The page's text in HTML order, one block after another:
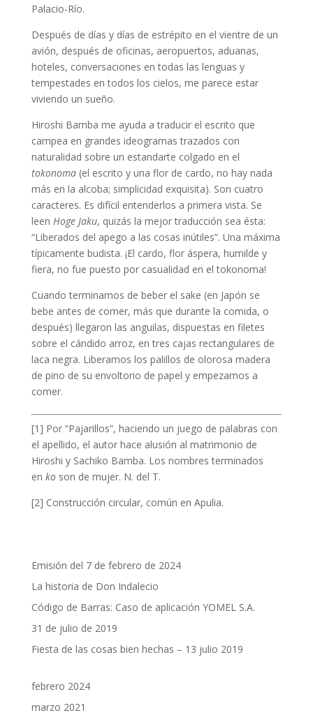
Palacio-Río.
Después de días y días de estrépito en el vientre de un
avión, después de oficinas, aeropuertos, aduanas,
hoteles, conversaciones en todas las lenguas y
tempestades en todos los cielos, me parece estar
viviendo un sueño.
Hiroshi Bamba me ayuda a traducir el escrito que
campea en grandes ideogramas trazados con
naturalidad sobre un estandarte colgado en el
tokonoma(el escrito y una flor de cardo, no hay nada
más en la alcoba; simplicidad exquisita). Son cuatro
caracteres. Es difícil entenderlos a primera vista. Se
leen Hoge Jaku, quizás la mejor traducción sea ésta:
“Liberados del apego a las cosas inútiles”. Una máxima
típicamente budista. ¡El cardo, flor áspera, humilde y
fiera, no fue puesto por casualidad en el tokonoma!
Cuando terminamos de beber el sake (en Japón se
bebe antes de comer, más que durante la comida, o
después) llegaron las anguilas, dispuestas en filetes
sobre el cándido arroz, en tres cajas rectangulares de
laca negra. Liberamos los palillos de olorosa madera
de pino de su envoltorio de papel y empezamos a
comer.
[1] Por “Pajarillos”, haciendo un juego de palabras con
el apellido, el autor hace alusión al matrimonio de
Hiroshi y Sachiko Bamba. Los nombres terminados
en koson de mujer. N. del T.
[2] Construcción circular, común en Apulia.
Emisión del 7 de febrero de 2024
La historia de Don Indalecio
Código de Barras: Caso de aplicación YOMEL S.A.
31 de julio de 2019
Fiesta de las cosas bien hechas – 13 julio 2019
febrero 2024
marzo 2021